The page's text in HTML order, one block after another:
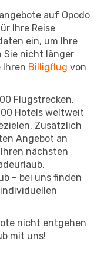
auf Opodo
Ihre Reise
ein, um Ihre
Sie nicht länger
Ihren Billigflug von
Flugstrecken,
Hotels weltweit
Zusätzlich
Angebot an
nächsten
– bei uns finden
nicht entgehen
mit uns!